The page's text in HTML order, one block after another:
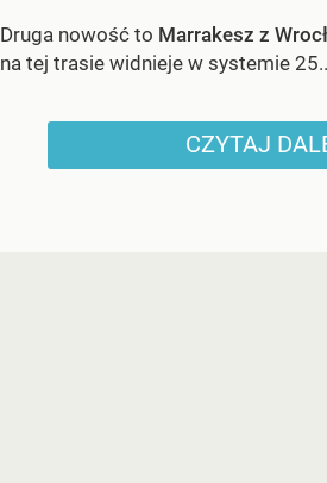
Druga nowość to Marrakesz z
na tej trasie widnieje w systemie
CZYTAJ